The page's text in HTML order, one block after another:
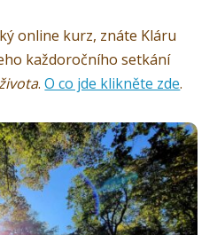
online kurz, znáte Kláru
každoročního setkání
.O co jde klikněte zde.